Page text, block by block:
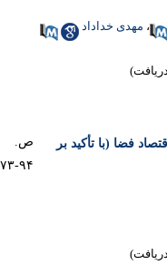
،مهدی خداداد
فضا (با تأکید بر
ص.